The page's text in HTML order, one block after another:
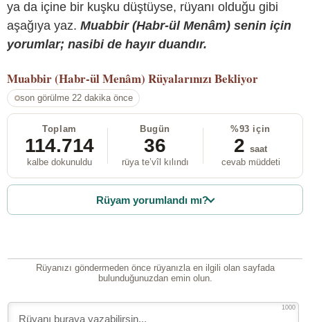
ya da içine bir kuşku düştüyse, rüyanı olduğu gibi
aşağıya yaz. Muabbir (Habr-ül Menâm) senin için
yorumlar; nasibi de hayır duandır.
Muabbir (Habr-ül Menâm) Rüyalarınızı Bekliyor
son görülme 22 dakika önce
Toplam
114.714
kalbe dokunuldu
Bugün
36
rüya te’vîl kılındı
%93 için
2 saat
cevab müddeti
Rüyam yorumlandı mı?
Rüyanızı göndermeden önce rüyanızla en ilgili olan sayfada
bulunduğunuzdan emin olun.
1000